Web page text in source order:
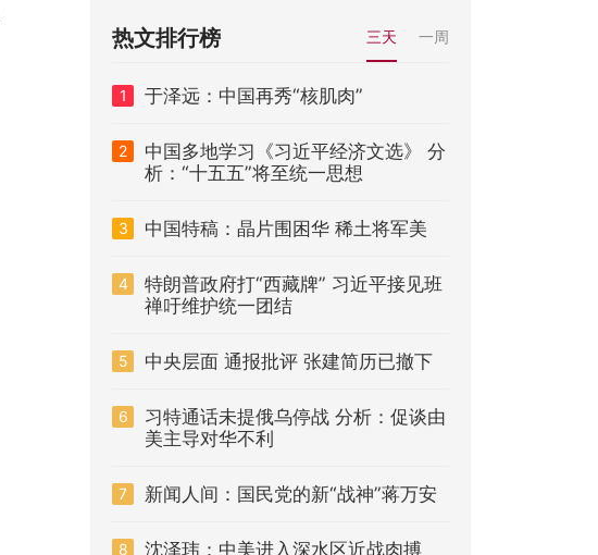
热文排行榜 三天 一周
1 于泽远：中国再秀“核肌肉”
2
中国多地学习《习近平经济文选》 分
析：“十五五”将至统一思想
3 中国特稿：晶片围困华 稀土将军美
4
特朗普政府打“西藏牌” 习近平接见班
禅吁维护统一团结
5 中央层面 通报批评 张建简历已撤下
6
习特通话未提俄乌停战 分析：促谈由
美主导对华不利
7 新闻人间：国民党的新“战神”蒋万安
8 沈泽玮：中美进入深水区近战肉搏